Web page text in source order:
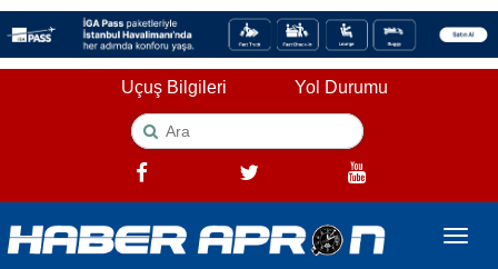
Uçuş Bilgileri Yol Durumu
Toggle